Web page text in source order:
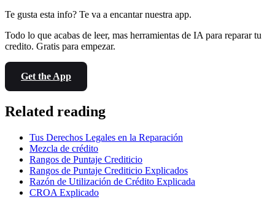
Te gusta esta info? Te va a encantar nuestra app.
Todo lo que acabas de leer, mas herramientas de IA para reparar tu
credito. Gratis para empezar.
Get the App
Related reading
Tus Derechos Legales en la Reparación
Mezcla de crédito
Rangos de Puntaje Crediticio
Rangos de Puntaje Crediticio Explicados
Razón de Utilización de Crédito Explicada
CROA Explicado